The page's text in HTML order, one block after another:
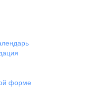
форме